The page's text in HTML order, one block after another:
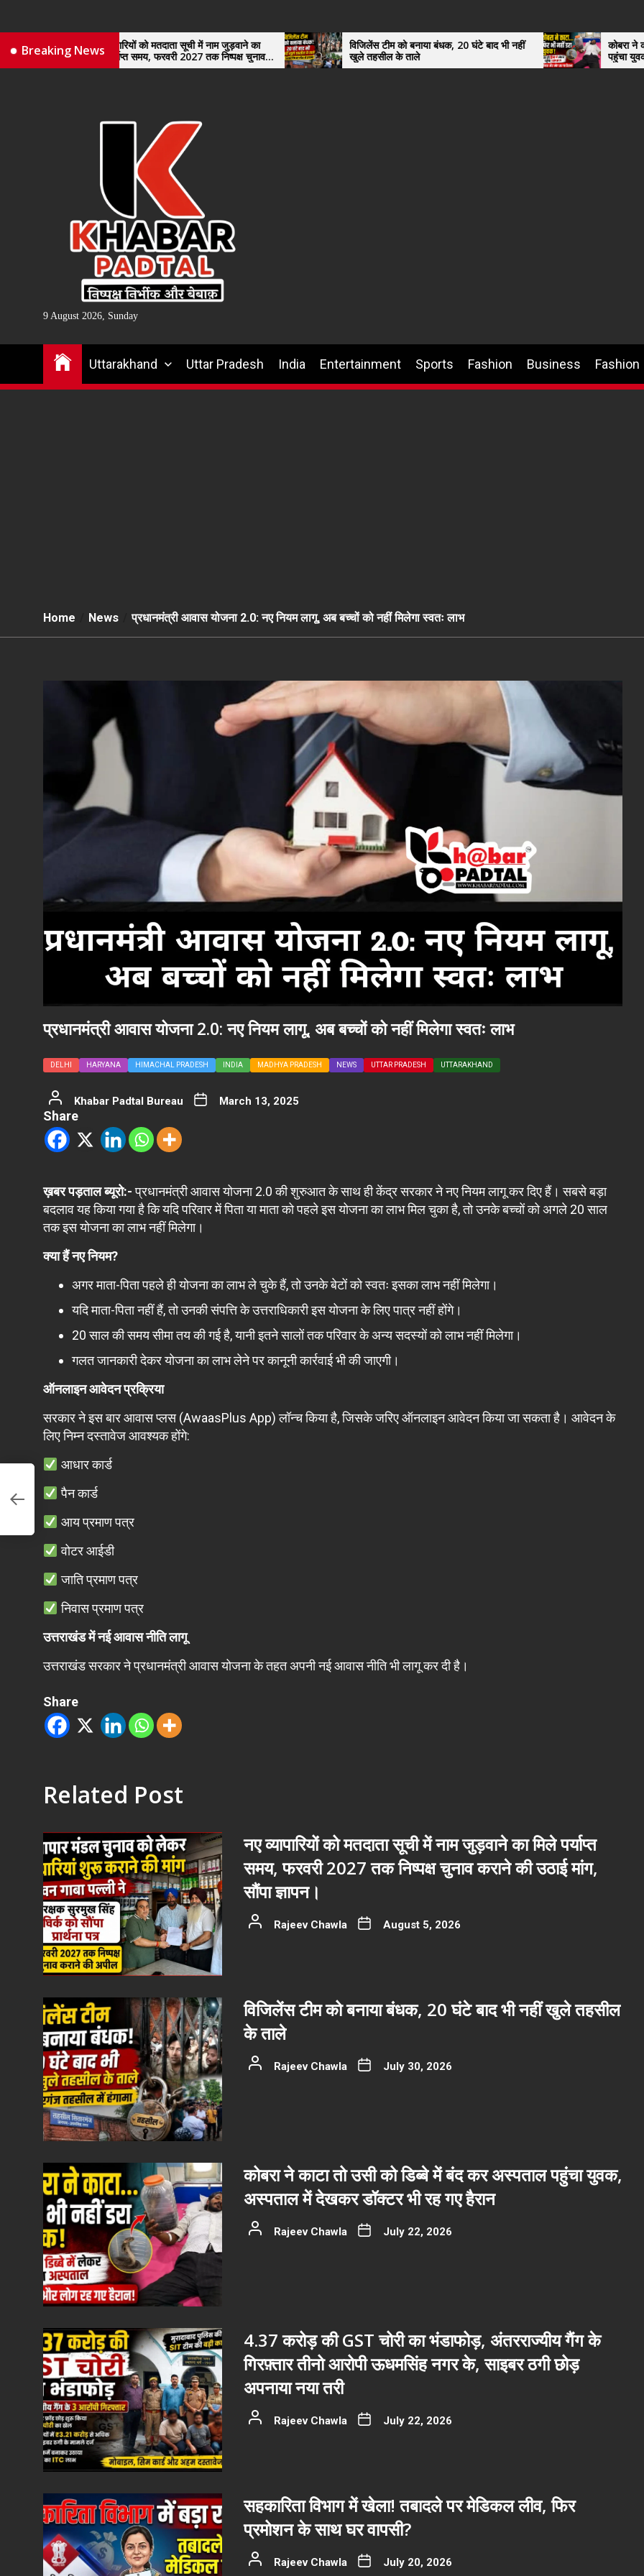
the Breaking News
व्यापारियों को मतदाता सूची में नाम जुड़वाने का
पर्याप्त समय, फरवरी 2027 तक निष्पक्ष चुनाव
की उठाई मांग, सौंपा ज्ञापन।
विजिलेंस टीम को बनाया बंधक, 20 घंटे बाद भी नहीं
खुले तहसील के ताले
कोबरा ने काटा तो उसी को डिब्बे में
पहुंचा युवक, अस्पताल में देखकर
हैरान
9 August 2026, Sunday
Uttarakhand Uttar Pradesh India Entertainment Sports Fashion Business Fashion
Home News प्रधानमंत्री आवास योजना 2.0: नए नियम लागू, अब बच्चों को नहीं मिलेगा स्वतः लाभ
प्रधानमंत्री आवास योजना 2.0: नए नियम लागू, अब बच्चों को नहीं मिलेगा स्वतः लाभ
DELHI HARYANA HIMACHAL PRADESH INDIA MADHYA PRADESH NEWS UTTAR PRADESH UTTARAKHAND
Khabar Padtal Bureau March 13, 2025
Share
ख़बर पड़ताल ब्यूरो:-प्रधानमंत्री आवास योजना 2.0 की शुरुआत के साथ ही केंद्र सरकार ने नए नियम लागू कर दिए हैं। सबसे बड़ा
बदलाव यह किया गया है कि यदि परिवार में पिता या माता को पहले इस योजना का लाभ मिल चुका है, तो उनके बच्चों को अगले 20 साल
तक इस योजना का लाभ नहीं मिलेगा।
क्या हैं नए नियम?
अगर माता-पिता पहले ही योजना का लाभ ले चुके हैं, तो उनके बेटों को स्वतः इसका लाभ नहीं मिलेगा।
यदि माता-पिता नहीं हैं, तो उनकी संपत्ति के उत्तराधिकारी इस योजना के लिए पात्र नहीं होंगे।
20 साल की समय सीमा तय की गई है, यानी इतने सालों तक परिवार के अन्य सदस्यों को लाभ नहीं मिलेगा।
गलत जानकारी देकर योजना का लाभ लेने पर कानूनी कार्रवाई भी की जाएगी।
ऑनलाइन आवेदन प्रक्रिया
सरकार ने इस बार आवास प्लस (AwaasPlus App) लॉन्च किया है, जिसके जरिए ऑनलाइन आवेदन किया जा सकता है। आवेदन के
लिए निम्न दस्तावेज आवश्यक होंगे:
आधार कार्ड
पैन कार्ड
आय प्रमाण पत्र
वोटर आईडी
जाति प्रमाण पत्र
निवास प्रमाण पत्र
उत्तराखंड में नई आवास नीति लागू
उत्तराखंड सरकार ने प्रधानमंत्री आवास योजना के तहत अपनी नई आवास नीति भी लागू कर दी है।
Share
Related Post
नए व्यापारियों को मतदाता सूची में नाम जुड़वाने का मिले पर्याप्त
समय, फरवरी 2027 तक निष्पक्ष चुनाव कराने की उठाई मांग,
सौंपा ज्ञापन।
Rajeev Chawla August 5, 2026
विजिलेंस टीम को बनाया बंधक, 20 घंटे बाद भी नहीं खुले तहसील
के ताले
Rajeev Chawla July 30, 2026
कोबरा ने काटा तो उसी को डिब्बे में बंद कर अस्पताल पहुंचा युवक,
अस्पताल में देखकर डॉक्टर भी रह गए हैरान
Rajeev Chawla July 22, 2026
4.37 करोड़ की GST चोरी का भंडाफोड़, अंतरराज्यीय गैंग के
गिरफ़्तार तीनो आरोपी ऊधमसिंह नगर के, साइबर ठगी छोड़
अपनाया नया तरी
Rajeev Chawla July 22, 2026
सहकारिता विभाग में खेला! तबादले पर मेडिकल लीव, फिर
प्रमोशन के साथ घर वापसी?
Rajeev Chawla July 20, 2026